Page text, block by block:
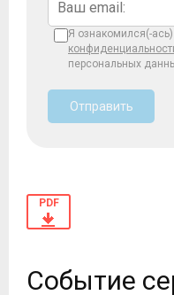
Я ознакомился(-ась)
персональных
Отправить
PDF
Событие